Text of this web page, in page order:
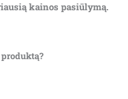
kainos pasiūlymą.